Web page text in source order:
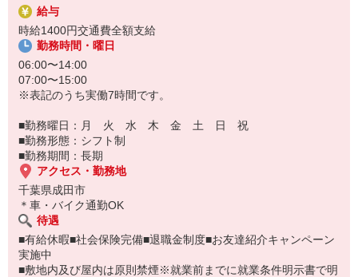
選べます♪
★★履歴書・証明写真は不要！★★
また、ご登録済の方はお仕事の紹介がスムーズです。
ご応募お待ちしています。
給与
時給1400円交通費全額支給
勤務時間・曜日
06:00〜14:00
07:00〜15:00
※表記のうち実働7時間です。
■勤務曜日：月 火 水 木 金 土 日 祝
■勤務形態：シフト制
■勤務期間：長期
アクセス・勤務地
千葉県成田市
＊車・バイク通勤OK
待遇
■有給休暇■社会保険完備■退職金制度■お友達紹介キャンペーン
実施中
■敷地内及び屋内は原則禁煙※就業前までに就業条件明示書で明